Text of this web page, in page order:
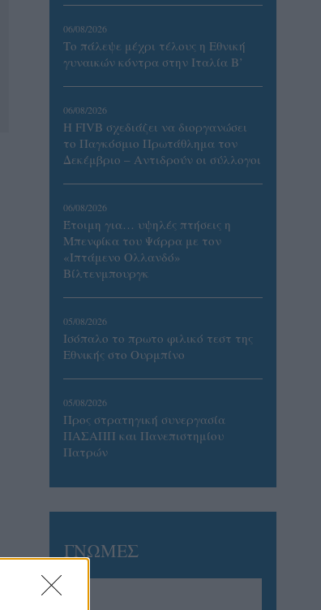
06/08/2026
Το πάλεψε μέχρι τέλους η Εθνική
γυναικών κόντρα στην Ιταλία Β’
06/08/2026
Η FIVB σχεδιάζει να διοργανώσει
το Παγκόσμιο Πρωτάθλημα τον
Δεκέμβριο – Αντιδρούν οι σύλλογοι
06/08/2026
Έτοιμη για… υψηλές πτήσεις η
Μπενφίκα του Ψάρρα με τον
«Ιπτάμενο Ολλανδό»
Βίλτενμπουργκ
05/08/2026
Ισόπαλο το πρωτο φιλικό τεστ της
Εθνικής στο Ουρμπίνο
05/08/2026
Προς στρατηγική συνεργασία
ΠΑΣΑΠΠ και Πανεπιστημίου
Πατρών
ΓΝΩΜΕΣ